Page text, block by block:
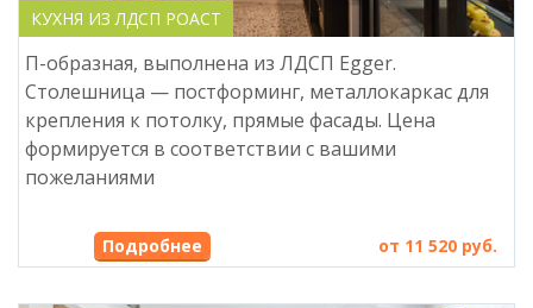
КУХНЯ ИЗ ЛДСП РОАСТ
П-образная, выполнена из ЛДСП Egger.
Столешница — постформинг, металлокаркас для
крепления к потолку, прямые фасады. Цена
формируется в соответствии с вашими
пожеланиями
Подробнее от 11 520 руб.